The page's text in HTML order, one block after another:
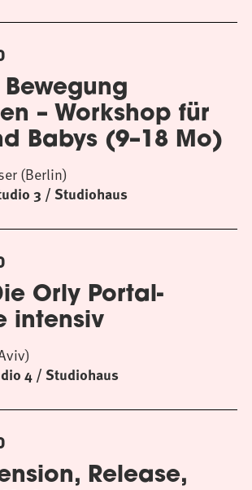
Bewegung
– Workshop für
Babys (9–18 Mo)
3 / Studiohaus
(Berlin)
Orly Portal-
intensiv
4 / Studiohaus
Release,